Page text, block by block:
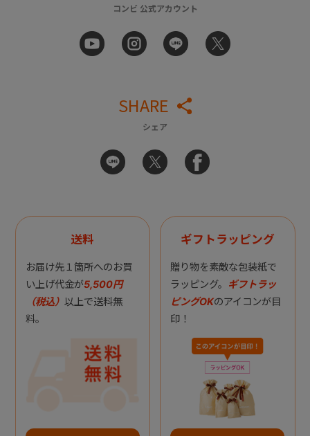
コンビ 公式アカウント
SHARE
シェア
送料
お届け先１箇所へのお買
い上げ代金が5,500円
（税込） 以上で送料無
料。
ギフトラッピング
贈り物を素敵な包装紙で
ラッピング。 ギフトラッ
ピングOKのアイコンが目
印！